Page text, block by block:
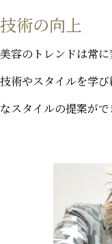
技術の向上
美容のトレンドは常
技術やスタイルを学
なスタイルの提案がで